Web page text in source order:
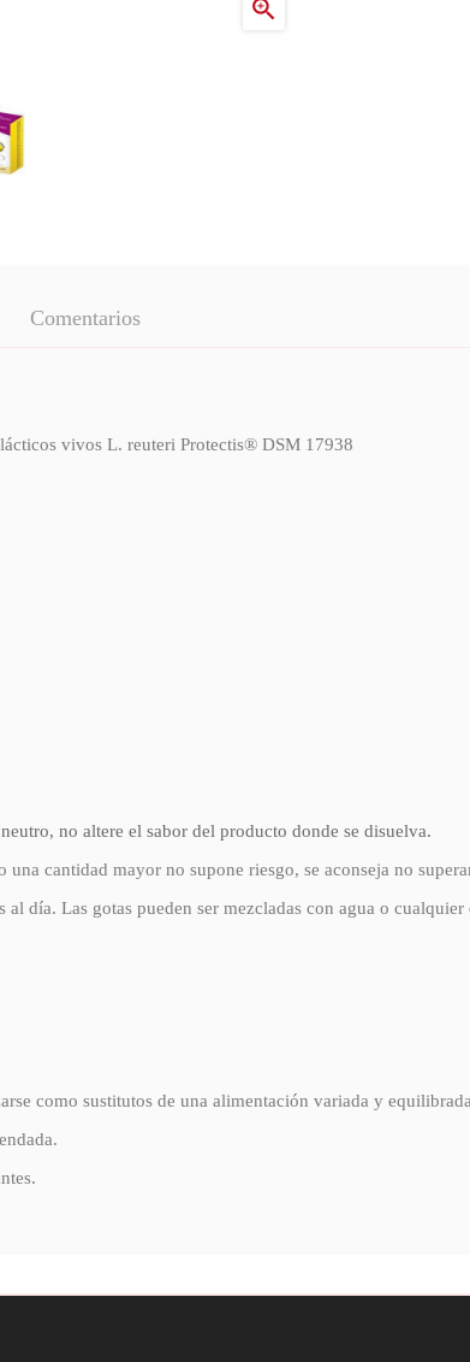

Comentarios
vivos L. reuteri Protectis® DSM 17938
no altere el sabor del producto donde se disuelva.
cantidad mayor no supone riesgo, se aconseja no
al día. Las gotas pueden ser mezcladas con agua o
como sustitutos de una alimentación variada y